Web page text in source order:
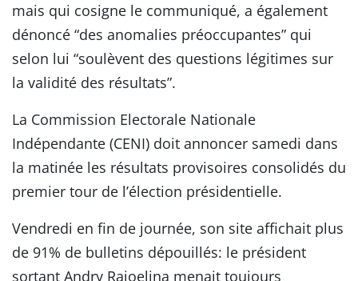
mais qui cosigne le communiqué, a également
dénoncé “des anomalies préoccupantes” qui
selon lui “soulèvent des questions légitimes sur
la validité des résultats”.
La Commission Electorale Nationale
Indépendante (CENI) doit annoncer samedi dans
la matinée les résultats provisoires consolidés du
premier tour de l’élection présidentielle.
Vendredi en fin de journée, son site affichait plus
de 91% de bulletins dépouillés: le président
sortant Andry Rajoelina menait toujours